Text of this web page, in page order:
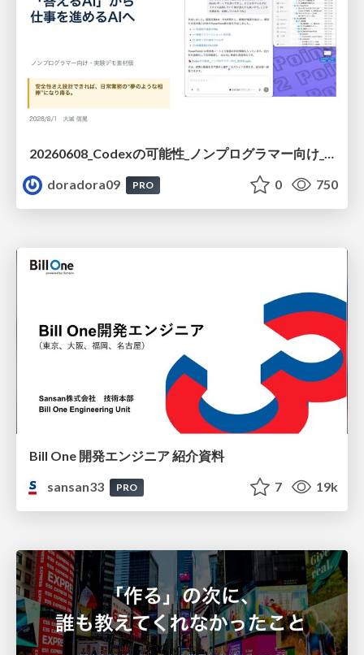
doradora09
PRO 0 750
Bill One 開発エンジニア 紹介資料
sansan33
PRO 7 19k